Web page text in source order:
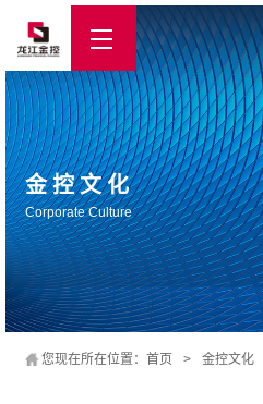
金控文化
Corporate Culture
您现在所在位置： 首页 > 金控文化